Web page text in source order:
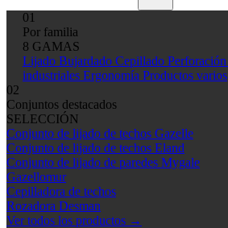
01
Por familia
8 GAMAS
Lijado Bujardado Cepillado Perforación
industriales Ergonomía Productos varios
02
Conjuntos destacados
SELECCIÓN
Conjunto de lijado de techos Gazelle
Conjunto de lijado de techos Eland
Conjunto de lijado de paredes Mygale
Gazellomur
Cepilladora de techos
Rozadora Desman
Ver todos los productos →